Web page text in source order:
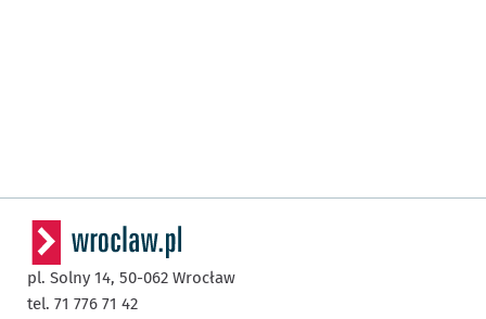
pl. Solny 14, 50-062 Wrocław
tel. 71 776 71 42